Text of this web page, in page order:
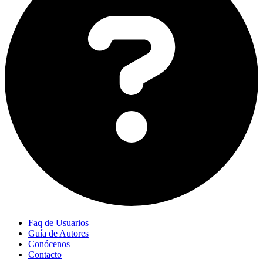
Faq de Usuarios
Guía de Autores
Conócenos
Contacto